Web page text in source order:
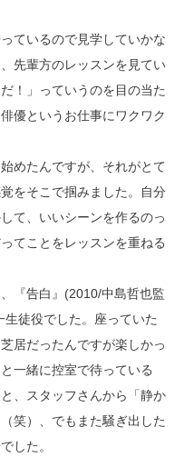
ているので見学していかな
先輩方のレッスンを見てい
！」っていうのを目の当た
優というお仕事にワクワク
めたんですが、それがとて
をそこで掴みました。自分
て、いいシーンを作るのっ
てことをレッスンを重ねる
『告白』(2010/中島哲也監
徒役でした。座っていた
居だったんですが楽しかっ
一緒に控室で待っている
、スタッフさんから「静か
笑）、でもまた騒ぎ出した
した。